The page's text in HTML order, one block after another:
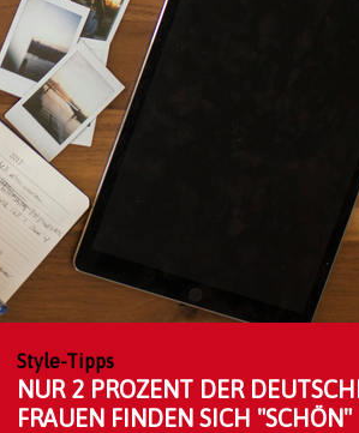
Style-Tipps
NUR 2 PROZENT DER
FRAUEN FINDEN SICH "SCHÖN"